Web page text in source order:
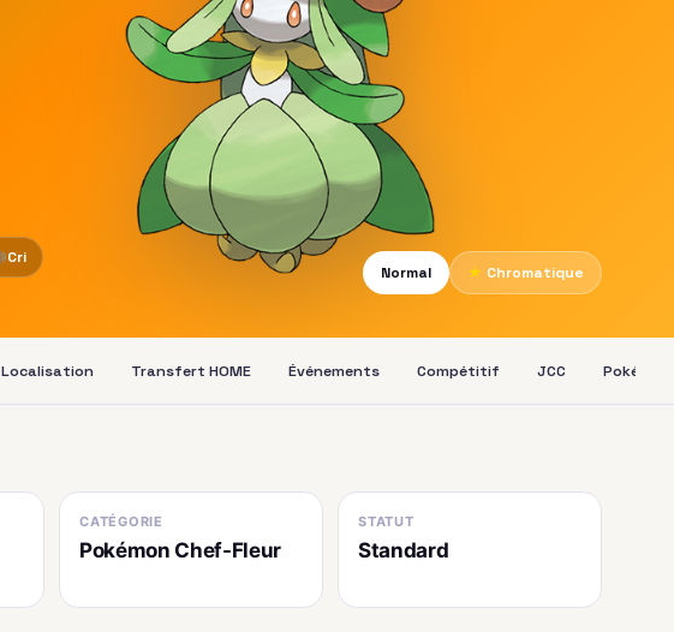
Cri
Normal
★ Chromatique
Localisation Transfert HOME Événements Compétitif JCC Pokédex
CATÉGORIE
Pokémon Chef-Fleur
STATUT
Standard